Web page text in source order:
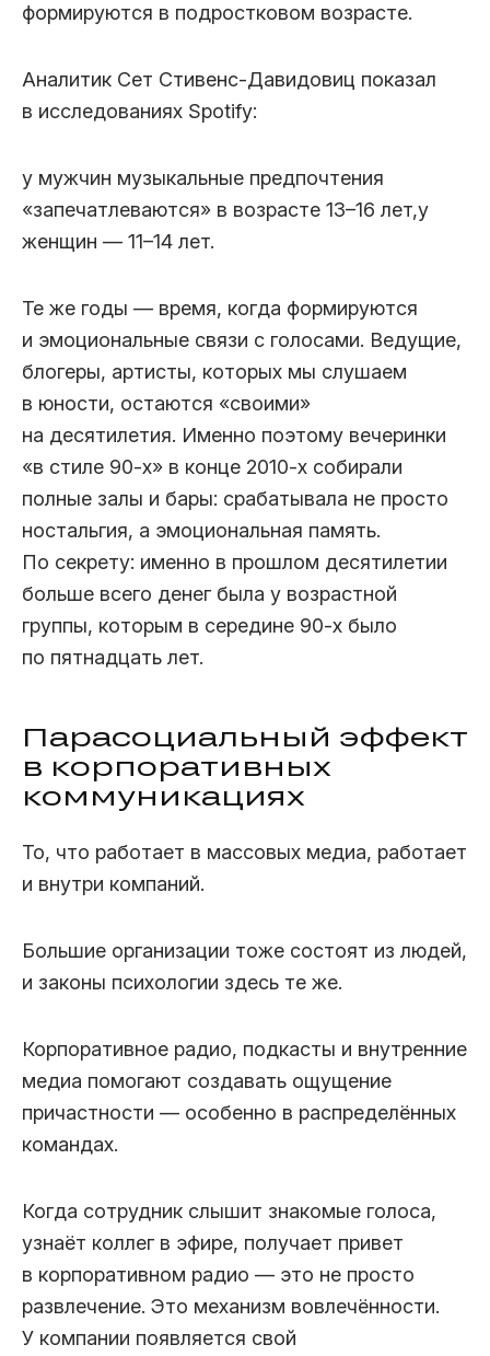
формируются в подростковом возрасте.
Аналитик Сет Стивенс‑Давидовиц показал
в исследованиях Spotify:
у мужчин музыкальные предпочтения
«запечатлеваются» в возрасте 13⁠–⁠16 лет,у
женщин — 11⁠–⁠14 лет.
Те же годы — время, когда формируются
и эмоциональные связи с голосами. Ведущие,
блогеры, артисты, которых мы слушаем
в юности, остаются «своими»
на десятилетия. Именно поэтому вечеринки
«в стиле 90‑х» в конце 2010‑х собирали
полные залы и бары: срабатывала не просто
ностальгия, а эмоциональная память.
По секрету: именно в прошлом десятилетии
больше всего денег была у возрастной
группы, которым в середине 90‑х было
по пятнадцать лет.
Парасоциальный эффект
в корпоративных
коммуникациях
То, что работает в массовых медиа, работает
и внутри компаний.
Большие организации тоже состоят из людей,
и законы психологии здесь те же.
Корпоративное радио, подкасты и внутренние
медиа помогают создавать ощущение
причастности — особенно в распределённых
командах.
Когда сотрудник слышит знакомые голоса,
узнаёт коллег в эфире, получает привет
в корпоративном радио — это не просто
развлечение. Это механизм вовлечённости.
У компании появляется свой